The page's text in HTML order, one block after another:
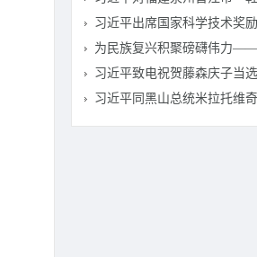
习近平出席国家科学技术奖
为民族复兴积聚磅礴伟力
习近平致电祝贺藤森庆子当
习近平同黑山总统米拉托维